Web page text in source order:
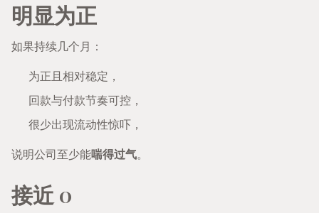
明显为正
如果持续几个月：
为正且相对稳定，
回款与付款节奏可控，
很少出现流动性惊吓，
说明公司至少能喘得过气。
接近 0